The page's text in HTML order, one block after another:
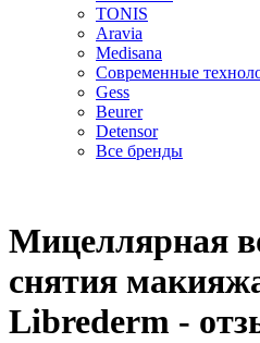
TONIS
Aravia
Medisana
Современные
Gess
Beurer
Detensor
Все бренды
Мицеллярная
снятия
Librederm -